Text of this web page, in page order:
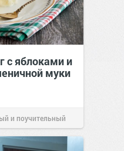
с яблоками и
муки
и поучительный